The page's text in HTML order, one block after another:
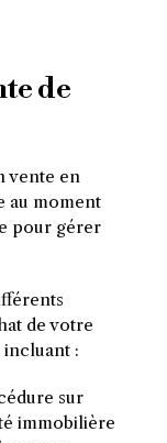
de
vente en
au moment
pour gérer
de votre
incluant :
sur
immobilière